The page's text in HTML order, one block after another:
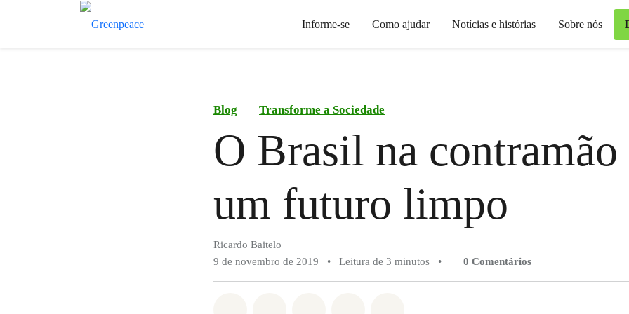
Informe-se Como ajudar Notícias e histórias Sobre nós
Blog Transforme a Sociedade
O Brasil na contramão
um futuro limpo
Ricardo Baitelo
9 de novembro de 2019
• Leitura de 3 minutos • 0 Comentários